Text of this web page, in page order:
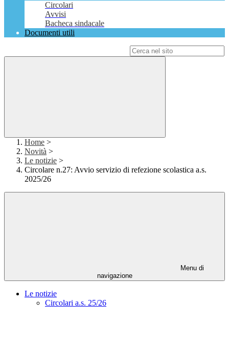
Circolari
Avvisi
Bacheca sindacale
Documenti utili
Home >
Novità >
Le notizie >
Circolare n.27: Avvio servizio di refezione scolastica a.s.
2025/26
Menu di
navigazione
Le notizie
Circolari a.s. 25/26